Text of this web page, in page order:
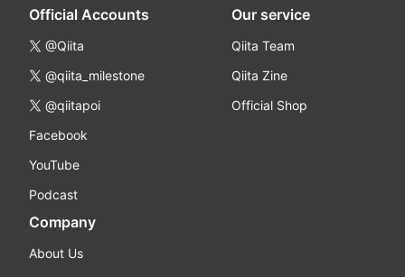
Official Accounts
@Qiita
@qiita_milestone
@qiitapoi
Facebook
YouTube
Podcast
Our service
Qiita Team
Qiita Zine
Official Shop
Company
About Us